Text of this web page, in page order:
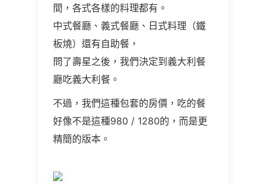
間，各式各樣的料理都有。
中式餐廳、義式餐廳、日式料理（鐵
板燒）還有自助餐，
問了壽星之後，我們決定到義大利餐
廳吃義大利餐。
不過，我們這種包套的房價，吃的餐
好像不是這種980 / 1280的，而是更
精簡的版本。